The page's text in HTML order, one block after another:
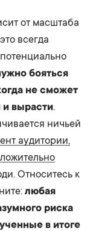
от масштаба
всегда
бояться
не сможет
и вырасти.
ничьей
аудитории,
Относитесь к
любая
риска
в итоге